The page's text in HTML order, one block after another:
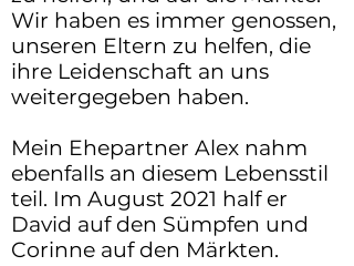
Wir haben es immer genossen,
unseren Eltern zu helfen, die
ihre Leidenschaft an uns
weitergegeben haben.
Mein Ehepartner Alex nahm
ebenfalls an diesem Lebensstil
teil. Im August 2021 half er
David auf den Sümpfen und
Corinne auf den Märkten.